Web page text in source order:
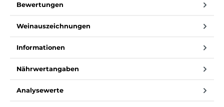
Bewertungen
Weinauszeichnungen
Informationen
Nährwertangaben
Analysewerte